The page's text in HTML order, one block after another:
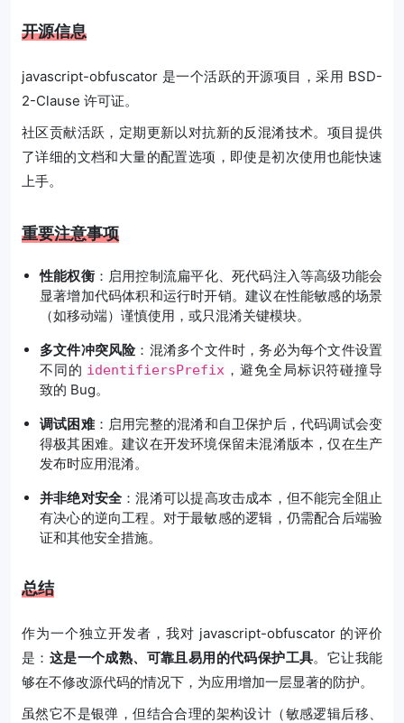
开源信息
javascript-obfuscator 是一个活跃的开源项目，采用 BSD-
2-Clause 许可证。
社区贡献活跃，定期更新以对抗新的反混淆技术。项目提供
了详细的文档和大量的配置选项，即使是初次使用也能快速
上手。
重要注意事项
性能权衡：启用控制流扁平化、死代码注入等高级功能会
显著增加代码体积和运行时开销。建议在性能敏感的场景
（如移动端）谨慎使用，或只混淆关键模块。
多文件冲突风险：混淆多个文件时，务必为每个文件设置
不同的 identifiersPrefix ，避免全局标识符碰撞导
致的 Bug。
调试困难：启用完整的混淆和自卫保护后，代码调试会变
得极其困难。建议在开发环境保留未混淆版本，仅在生产
发布时应用混淆。
并非绝对安全：混淆可以提高攻击成本，但不能完全阻止
有决心的逆向工程。对于最敏感的逻辑，仍需配合后端验
证和其他安全措施。
总结
作为一个独立开发者，我对 javascript-obfuscator 的评价
是： 这是一个成熟、可靠且易用的代码保护工具。它让我能
够在不修改源代码的情况下，为应用增加一层显著的防护。
虽然它不是银弹，但结合合理的架构设计（敏感逻辑后移、